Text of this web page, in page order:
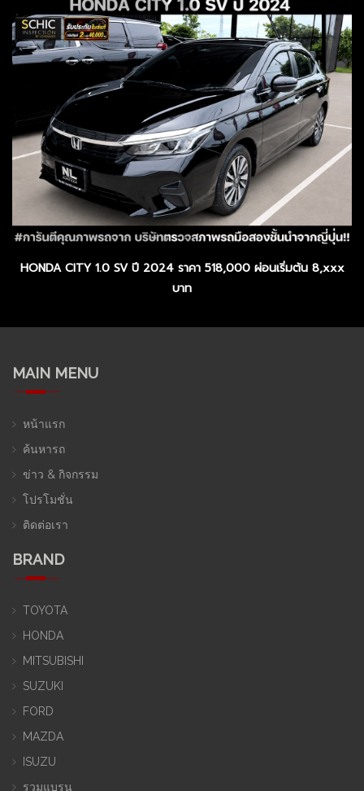
HONDA CITY 1.0 SV ปี 2024 ราคา 518,000 ผ่อนเริ่มต้น 8,xxx
บาท
MAIN MENU
หน้าแรก
ค้นหารถ
ข่าว & กิจกรรม
โปรโมชั่น
ติดต่อเรา
BRAND
TOYOTA
HONDA
MITSUBISHI
SUZUKI
FORD
MAZDA
ISUZU
รวมแบรน